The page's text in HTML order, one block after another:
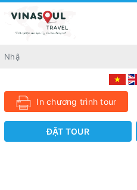
Trang chủ
GOLF TOUR
GOLF TOUR HÀ NỘI – NINH
GOLF TOUR HÀ NỘI –
15.690.000 VND
In chương trình tour
ĐẶT TOUR